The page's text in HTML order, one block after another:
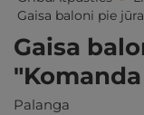
Gaisa baloni pie
Gaisa
Palanga